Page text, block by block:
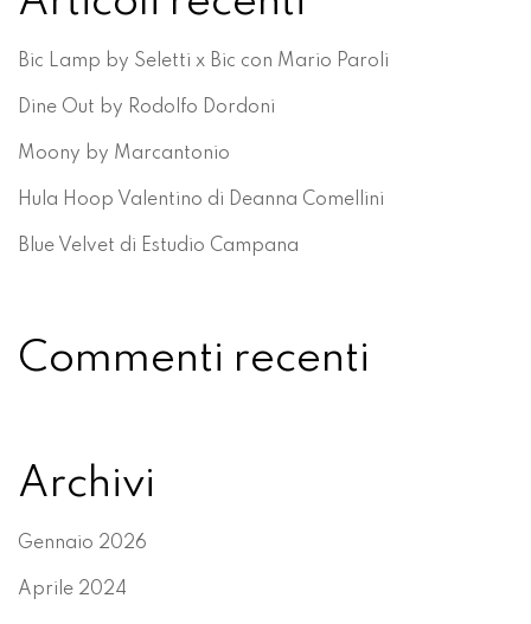
Bic Lamp by Seletti x Bic con Mario Paroli
Dine Out by Rodolfo Dordoni
Moony by Marcantonio
Hula Hoop Valentino di Deanna Comellini
Blue Velvet di Estudio Campana
Commenti recenti
Archivi
Gennaio 2026
Aprile 2024